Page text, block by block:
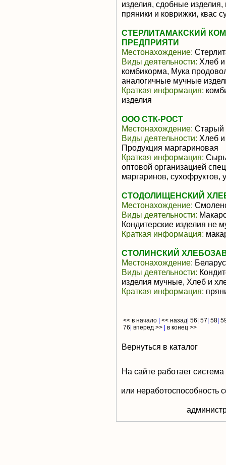
изделия, сдобные
пряники и коврижки, квас
СТЕРЛИТАМАКСКИЙ
ПРЕДПРИЯТИ
Местонахождение:
Виды деятельности: Хлеб
комбикорма, Мука
аналогичные мучные
Краткая информация:
изделия
ООО СТК-РОСТ
Местонахождение: Старый
Виды деятельности: Хлеб
Продукция маргариновая
Краткая информация:
оптовой организацией
маргаринов, сухофруктов,
СТОДОЛИЩЕНСКИЙ
Местонахождение:
Виды деятельности:
Кондитерские изделия не
Краткая информация:
СТОЛИНСКИЙ
Местонахождение:
Виды деятельности:
изделия мучные, Хлеб и
Краткая информация:
<< в начало << назад 56 57 58
76 вперед >> в конец >>
Вернуться в каталог
На сайте работает
или неработоспособность